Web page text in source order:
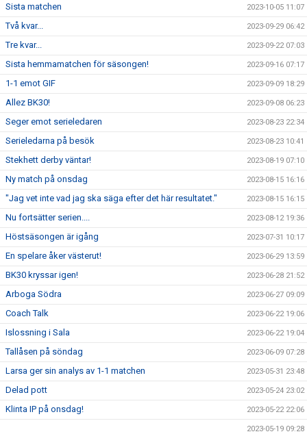
Sista matchen 2023-10-05 11:07
Två kvar... 2023-09-29 06:42
Tre kvar... 2023-09-22 07:03
Sista hemmamatchen för säsongen! 2023-09-16 07:17
1-1 emot GIF 2023-09-09 18:29
Allez BK30! 2023-09-08 06:23
Seger emot serieledaren 2023-08-23 22:34
Serieledarna på besök 2023-08-23 10:41
Stekhett derby väntar! 2023-08-19 07:10
Ny match på onsdag 2023-08-15 16:16
"Jag vet inte vad jag ska säga efter det här resultatet." 2023-08-15 16:15
Nu fortsätter serien.... 2023-08-12 19:36
Höstsäsongen är igång 2023-07-31 10:17
En spelare åker västerut! 2023-06-29 13:59
BK30 kryssar igen! 2023-06-28 21:52
Arboga Södra 2023-06-27 09:09
Coach Talk 2023-06-22 19:06
Islossning i Sala 2023-06-22 19:04
Tallåsen på söndag 2023-06-09 07:28
Larsa ger sin analys av 1-1 matchen 2023-05-31 23:48
Delad pott 2023-05-24 23:02
Klinta IP på onsdag! 2023-05-22 22:06
2023-05-19 09:28